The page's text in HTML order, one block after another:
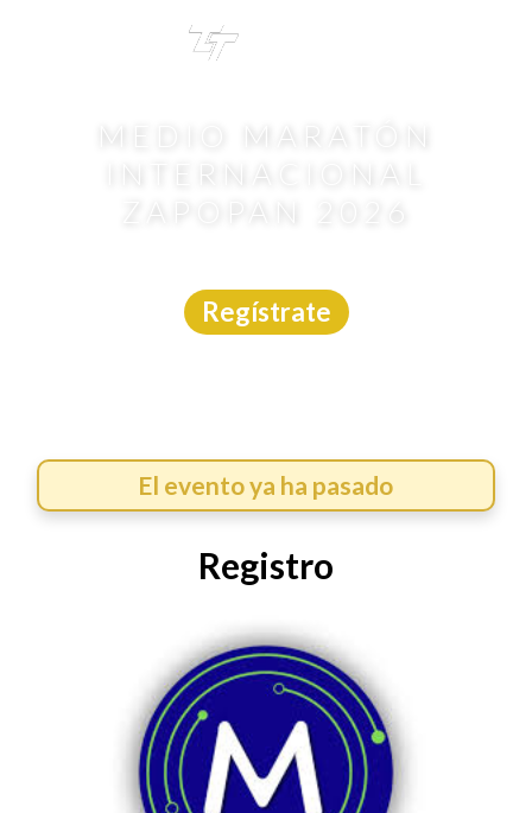
MEDIO MARATÓN
INTERNACIONAL
Regístrate
El evento ya ha pasado
Registro